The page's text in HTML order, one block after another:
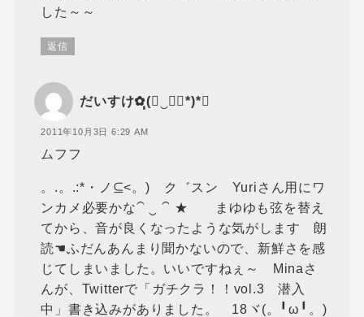
した～～
返信
だいすけ✿ฺฺ(◡‿◡ฺ*)*❤
2011年10月3日 6:29 AM
ムフフ
。.。.:*・ノ⊆<。) ク゛スン Yuriさん用にワ
ンカメ必要かな⁀ ‿ ⁀ ★ まゆゆも弦を替え
てから、音が良くなったような気がします 朗
読☚ふだんあんまり聞かないので、新鮮さを感
じてしまいました。いいですねぇ～ Minaさ
んが、Twitterで「ガチクラ！！vol.3 潜入
中」書き込みがありました。 18ヾ(。╹ω╹。)